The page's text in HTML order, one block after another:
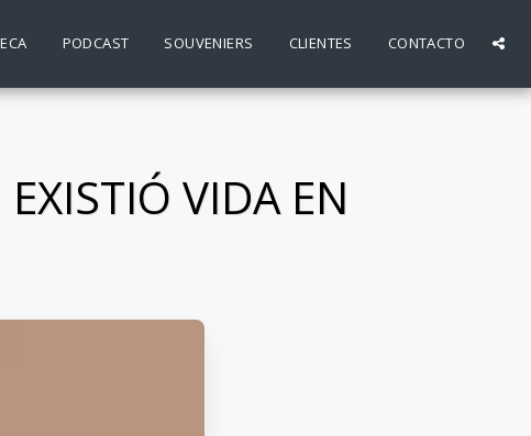
PODCAST SOUVENIERS CLIENTES CONTACTO
VIDA EN